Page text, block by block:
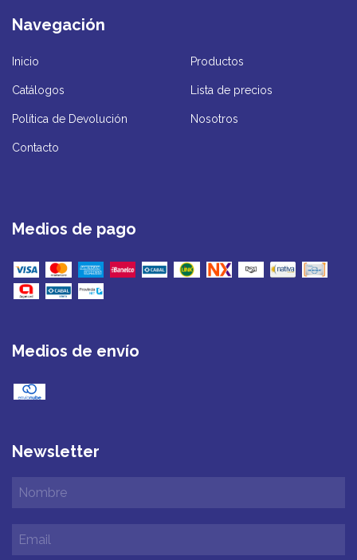
Navegación
Inicio Productos
Catálogos Lista de precios
Política de Devolución Nosotros
Contacto
Medios de pago
Medios de envío
Newsletter